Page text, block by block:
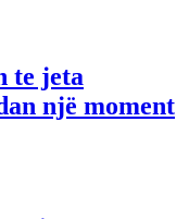
te jeta
një moment